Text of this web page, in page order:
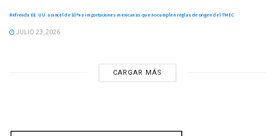
Refrenda EE. UU. arancel de 10 % a importaciones mexicanas que no cumplen reglas de origen del TMEC
JULIO 23, 2026
CARGAR MÁS